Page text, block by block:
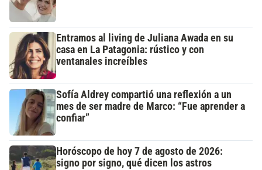
Entramos al living de Juliana Awada en su
casa en La Patagonia: rústico y con
ventanales increíbles
Sofía Aldrey compartió una reflexión a un
mes de ser madre de Marco: “Fue aprender a
confiar”
Horóscopo de hoy 7 de agosto de 2026:
signo por signo, qué dicen los astros